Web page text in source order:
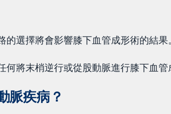
的選擇將會影響膝下血管成形術的結果
何將末梢逆行或從股動脈進行膝下血管
脈疾病？